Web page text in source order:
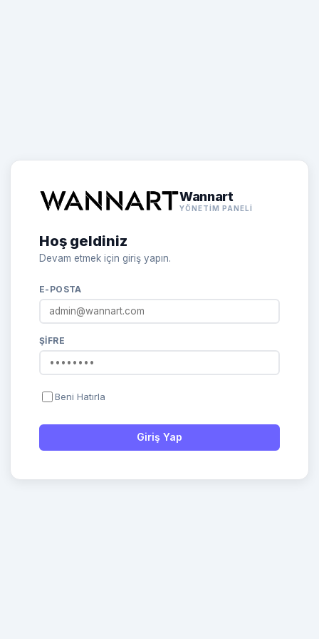
Wannart
YÖNETIM PANELI
Hoş geldiniz
Devam etmek için giriş yapın.
E-POSTA
ŞIFRE
Beni Hatırla
Giriş Yap